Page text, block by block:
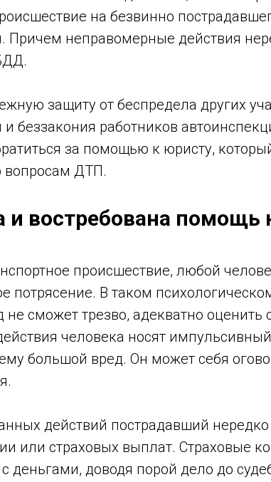
на безвинно
Причем неправомерные действия
защиту от беспредела других
беззакония работников
за помощью к юристу,
вопросам ДТП.
и востребована помощь
происшествие, любой
В таком
сможет трезво, адекватно оценить
человека носят импульсивный
большой вред. Он может себя
действий пострадавший
или страховых выплат. Страховые
деньгами, доводя порой дело до